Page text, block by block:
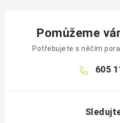
Pomůžeme
Potřebujete s něčím
605